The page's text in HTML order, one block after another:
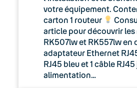
votre équipement.
carton 1 routeur
article pour découvrir
RK507lw et RK557lw en
adaptateur Ethernet
RJ45 bleu et 1 câble RJ45
alimentation…